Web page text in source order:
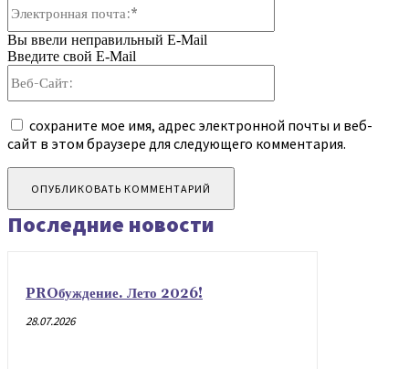
Вы ввели неправильный E-Mail
Введите свой E-Mail
сохраните мое имя, адрес электронной почты и веб-
сайт в этом браузере для следующего комментария.
Последние новости
PROбуждение. Лето 2026!
28.07.2026